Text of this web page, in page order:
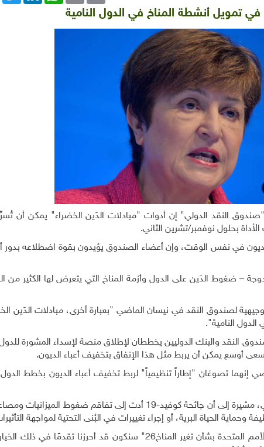
في تمويل أنشطة المناخ في الدول النامية
"صندوق النقد الدولي" إن أدوات "مبادلات الدَين الخضراء" يمكن أن
بحلول نوفمبر/تشرين الثاني.
في نفس الوقت، وإن أعضاء الصندوق يؤيدون بقوة اضطلاعه بدور
– ضغوط الدَين على الدول وأزمة المناخ التي يتعرض لها الكثير
لصندوق النقد في نيسان الماضي "بعبارة أخرى، مبادلات الدَين
النامية".
النقد والبنك الدوليين يخططان لإطلاق منصة لإسداء المشورة للدول
أوسع يمكن أن يربط مثل هذا الإنفاق بتخفيف أعباء الديون.
تصوغان "إطاراً تنظيمياً" لربط تخفيف أعباء الديون بخطط الدول
وأكدت جورجيفا أن الصندوق سيعمل مع البنك الدولي، مشيرة إلى أن جائحة كوفيد-19 أدت إلى تفاقم
الحياة البرية، أو إجراء تغييرات في البُنى التحتية لمواجهة
وقالت "سنعمل مع البنك الدولي، وبحلول "مؤتمر الأمم المتحدة بشأن تغير المناخ26" سنكون قد